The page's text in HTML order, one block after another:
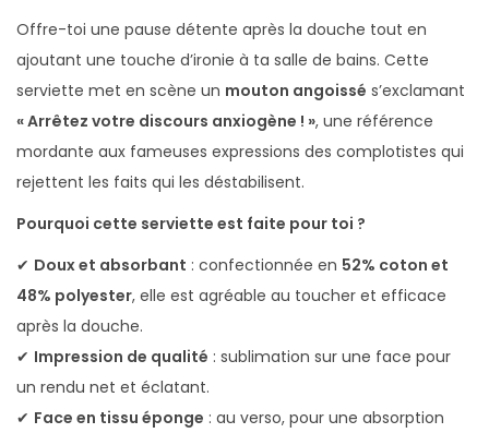
n
x
i
e
u
x
Offre-toi une pause détente après la douche tout en
ajoutant une touche d’ironie à ta salle de bains. Cette
serviette met en scène un mouton angoissé s’exclamant
« Arrêtez votre discours anxiogène ! », une référence
mordante aux fameuses expressions des complotistes qui
rejettent les faits qui les déstabilisent.
Pourquoi cette serviette est faite pour toi ?
✔ Doux et absorbant : confectionnée en 52% coton et
48% polyester, elle est agréable au toucher et efficace
après la douche.
✔ Impression de qualité : sublimation sur une face pour
un rendu net et éclatant.
✔ Face en tissu éponge : au verso, pour une absorption